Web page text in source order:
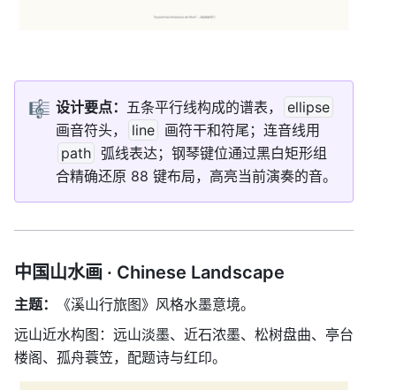
🎼 设计要点： 五条平行线构成的谱表，
ellipse
画音符头，
line
path 弧线表达；钢琴键位通过黑白矩形组
合精确还原 88 键布局，高亮当前演奏的音。
中国山水画 · Chinese Landscape
主题：
《溪山行旅图》风格水墨意境。
远山近水构图：远山淡墨、近石浓墨、松树盘曲、亭台
楼阁、孤舟蓑笠，配题诗与红印。